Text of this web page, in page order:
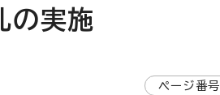
の実施
ページ番号